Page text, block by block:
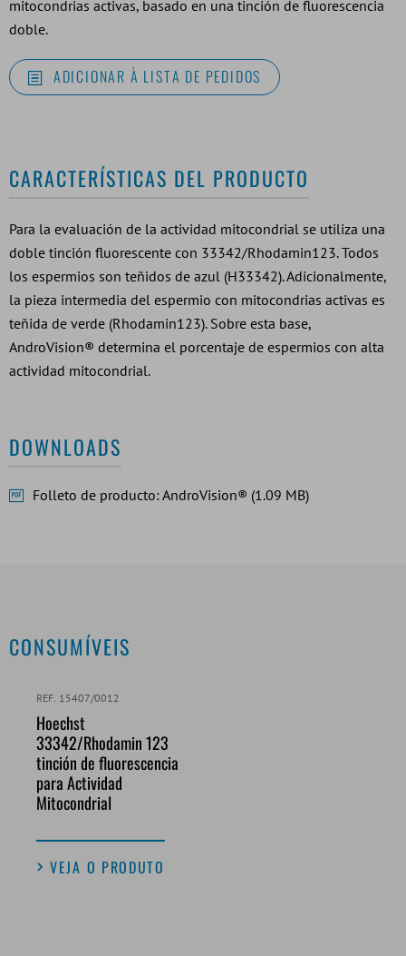
mitocondrias activas, basado en una tinción de fluorescencia
doble.
ADICIONAR À LISTA DE PEDIDOS
CARACTERÍSTICAS DEL PRODUCTO
Para la evaluación de la actividad mitocondrial se utiliza una
doble tinción fluorescente con 33342/Rhodamin123. Todos
los espermios son teñidos de azul (H33342). Adicionalmente,
la pieza intermedia del espermio con mitocondrias activas es
teñida de verde (Rhodamin123). Sobre esta base,
AndroVision® determina el porcentaje de espermios con alta
actividad mitocondrial.
DOWNLOADS
Folleto de producto: AndroVision® (1.09 MB)
CONSUMÍVEIS
REF. 15407/0012
Hoechst
33342/Rhodamin 123
tinción de fluorescencia
para Actividad
Mitocondrial
VEJA O PRODUTO